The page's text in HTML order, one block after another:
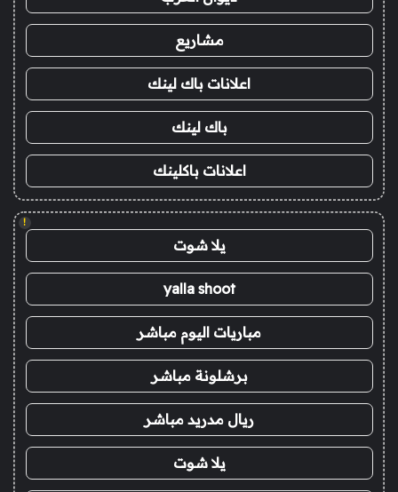
مشاريع
اعلانات باك لينك
باك لينك
اعلانات باكلينك
!
يلا شوت
yalla shoot
مباريات اليوم مباشر
برشلونة مباشر
ريال مدريد مباشر
يلا شوت